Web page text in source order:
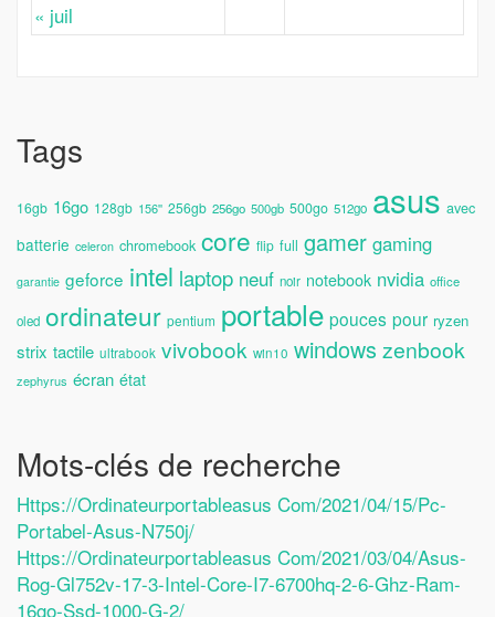
« juil
Tags
16gb 16go 128gb 156'' 256gb 256go 500gb 500go 512go asus avec
batterie celeron chromebook core flip full gamer gaming
garantie geforce intel laptop neuf noir notebook nvidia office
oled ordinateur pentium portable pouces pour ryzen
strix tactile ultrabook vivobook win10 windows zenbook
zephyrus écran état
Mots-clés de recherche
Https://ordinateurportableasus Com/2021/04/15/pc-
Portabel-Asus-N750j/
Https://ordinateurportableasus Com/2021/03/04/asus-
Rog-Gl752v-17-3-Intel-Core-I7-6700hq-2-6-Ghz-Ram-
16go-Ssd-1000-G-2/